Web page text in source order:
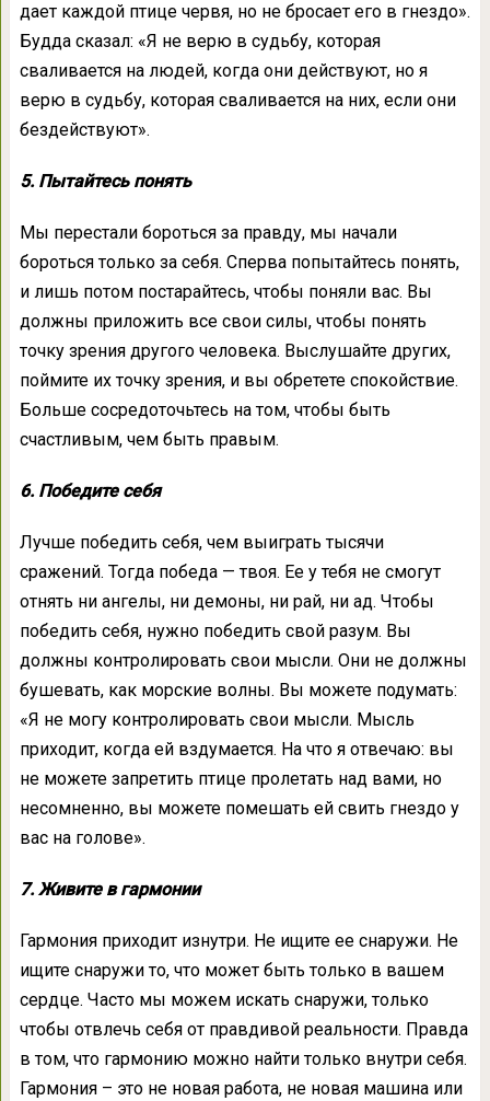
дает каждой птице червя, но не бросает его в гнездо».
Будда сказал: «Я не верю в судьбу, которая
сваливается на людей, когда они действуют, но я
верю в судьбу, которая сваливается на них, если они
бездействуют».
5. Пытайтесь понять
Мы перестали бороться за правду, мы начали
бороться только за себя. Сперва попытайтесь понять,
и лишь потом постарайтесь, чтобы поняли вас. Вы
должны приложить все свои силы, чтобы понять
точку зрения другого человека. Выслушайте других,
поймите их точку зрения, и вы обретете спокойствие.
Больше сосредоточьтесь на том, чтобы быть
счастливым, чем быть правым.
6. Победите себя
Лучше победить себя, чем выиграть тысячи
сражений. Тогда победа — твоя. Ее у тебя не смогут
отнять ни ангелы, ни демоны, ни рай, ни ад. Чтобы
победить себя, нужно победить свой разум. Вы
должны контролировать свои мысли. Они не должны
бушевать, как морские волны. Вы можете подумать:
«Я не могу контролировать свои мысли. Мысль
приходит, когда ей вздумается. На что я отвечаю: вы
не можете запретить птице пролетать над вами, но
несомненно, вы можете помешать ей свить гнездо у
вас на голове».
7. Живите в гармонии
Гармония приходит изнутри. Не ищите ее снаружи. Не
ищите снаружи то, что может быть только в вашем
сердце. Часто мы можем искать снаружи, только
чтобы отвлечь себя от правдивой реальности. Правда
в том, что гармонию можно найти только внутри себя.
Гармония – это не новая работа, не новая машина или